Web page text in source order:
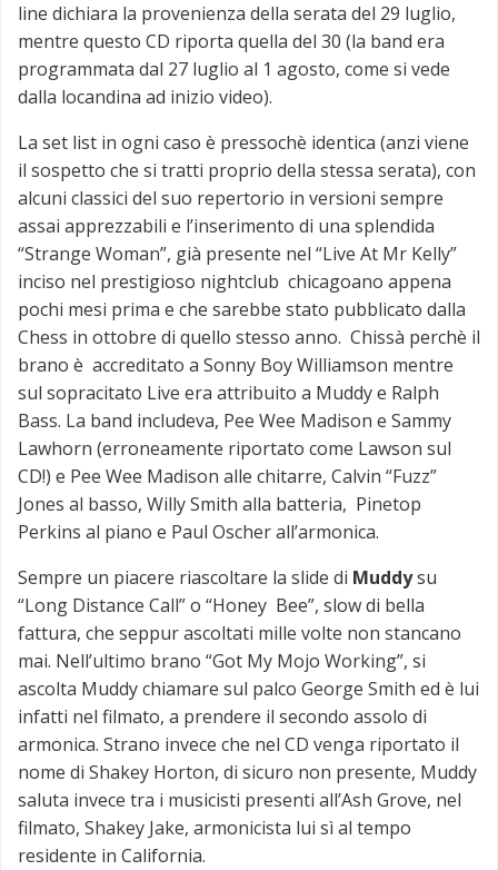
line dichiara la provenienza della serata del 29 luglio,
mentre questo CD riporta quella del 30 (la band era
programmata dal 27 luglio al 1 agosto, come si vede
dalla locandina ad inizio video).
La set list in ogni caso è pressochè identica (anzi viene
il sospetto che si tratti proprio della stessa serata), con
alcuni classici del suo repertorio in versioni sempre
assai apprezzabili e l’inserimento di una splendida
“Strange Woman”, già presente nel “Live At Mr Kelly”
inciso nel prestigioso nightclub chicagoano appena
pochi mesi prima e che sarebbe stato pubblicato dalla
Chess in ottobre di quello stesso anno. Chissà perchè il
brano è accreditato a Sonny Boy Williamson mentre
sul sopracitato Live era attribuito a Muddy e Ralph
Bass. La band includeva, Pee Wee Madison e Sammy
Lawhorn (erroneamente riportato come Lawson sul
CD!) e Pee Wee Madison alle chitarre, Calvin “Fuzz”
Jones al basso, Willy Smith alla batteria, Pinetop
Perkins al piano e Paul Oscher all’armonica.
Sempre un piacere riascoltare la slide di Muddysu
“Long Distance Call” o “Honey Bee”, slow di bella
fattura, che seppur ascoltati mille volte non stancano
mai. Nell’ultimo brano “Got My Mojo Working”, si
ascolta Muddy chiamare sul palco George Smith ed è lui
infatti nel filmato, a prendere il secondo assolo di
armonica. Strano invece che nel CD venga riportato il
nome di Shakey Horton, di sicuro non presente, Muddy
saluta invece tra i musicisti presenti all’Ash Grove, nel
filmato, Shakey Jake, armonicista lui sì al tempo
residente in California.